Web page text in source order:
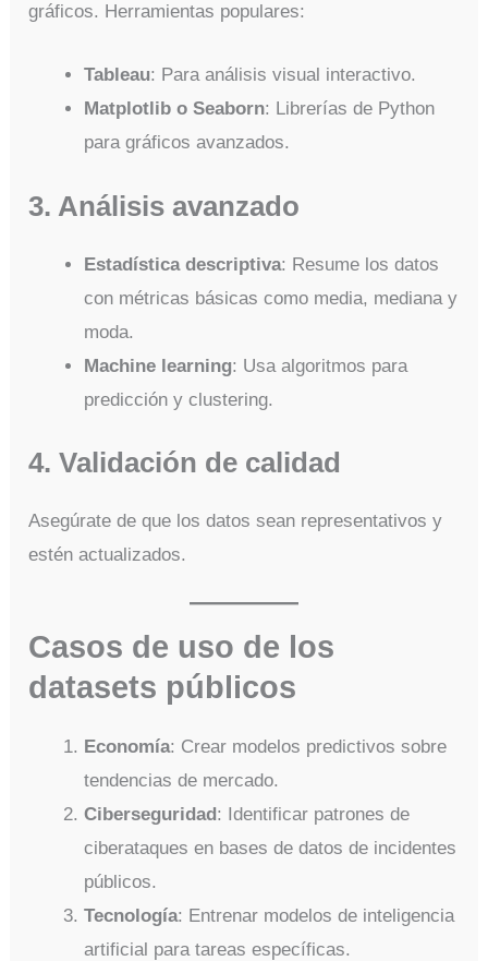
gráficos. Herramientas populares:
Tableau: Para análisis visual interactivo.
Matplotlib o Seaborn: Librerías de Python
para gráficos avanzados.
3. Análisis avanzado
Estadística descriptiva: Resume los datos
con métricas básicas como media, mediana y
moda.
Machine learning: Usa algoritmos para
predicción y clustering.
4. Validación de calidad
Asegúrate de que los datos sean representativos y
estén actualizados.
Casos de uso de los
datasets públicos
Economía: Crear modelos predictivos sobre
tendencias de mercado.
Ciberseguridad: Identificar patrones de
ciberataques en bases de datos de incidentes
públicos.
Tecnología: Entrenar modelos de inteligencia
artificial para tareas específicas.